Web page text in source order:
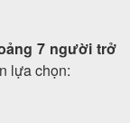
7 người trở
lựa chọn: